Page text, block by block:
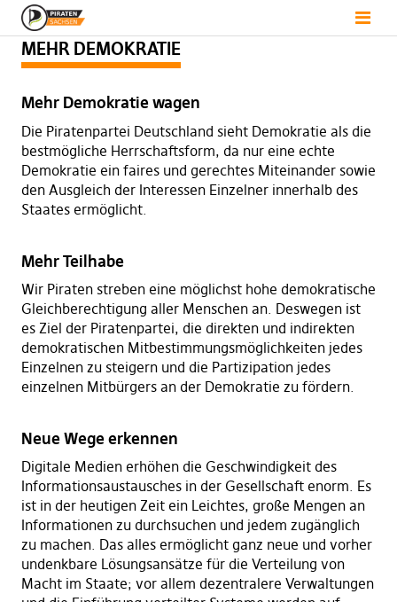
MEHR DEMOKRATIE
Mehr Demokratie wagen
Die Piratenpartei Deutschland sieht Demokratie als die
bestmögliche Herrschaftsform, da nur eine echte
Demokratie ein faires und gerechtes Miteinander sowie
den Ausgleich der Interessen Einzelner innerhalb des
Staates ermöglicht.
Mehr Teilhabe
Wir Piraten streben eine möglichst hohe demokratische
Gleichberechtigung aller Menschen an. Deswegen ist
es Ziel der Piratenpartei, die direkten und indirekten
demokratischen Mitbestimmungsmöglichkeiten jedes
Einzelnen zu steigern und die Partizipation jedes
einzelnen Mitbürgers an der Demokratie zu fördern.
Neue Wege erkennen
Digitale Medien erhöhen die Geschwindigkeit des
Informationsaustausches in der Gesellschaft enorm. Es
ist in der heutigen Zeit ein Leichtes, große Mengen an
Informationen zu durchsuchen und jedem zugänglich
zu machen. Das alles ermöglicht ganz neue und vorher
undenkbare Lösungsansätze für die Verteilung von
Macht im Staate; vor allem dezentralere Verwaltungen